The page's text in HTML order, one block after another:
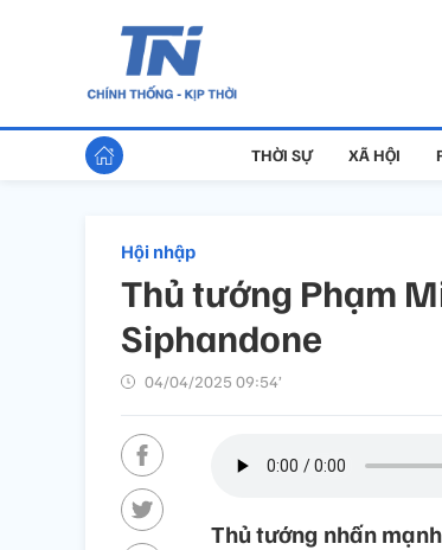
THỜI SỰ XÃ HỘI
Hội nhập
Thủ tướng Phạm
Siphandone
04/04/2025 09:54’
Thủ tướng nhấn